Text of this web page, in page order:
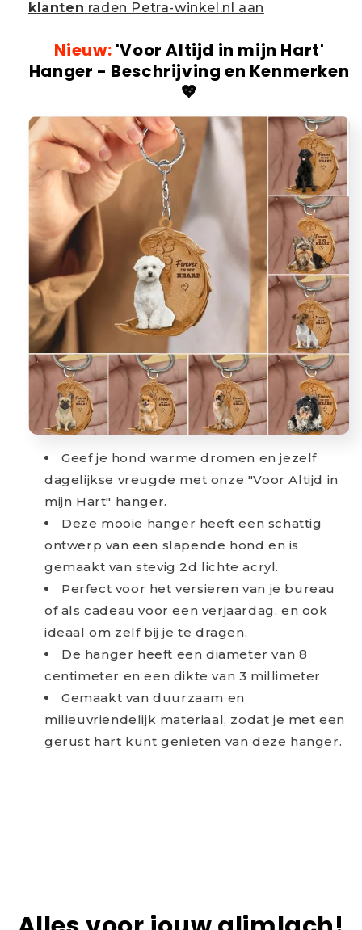
klanten raden Petra-winkel.nl aan
Nieuw: 'Voor Altijd in mijn Hart'
Hanger - Beschrijving en Kenmerken
💖
Geef je hond warme dromen en jezelf
dagelijkse vreugde met onze "Voor Altijd in
mijn Hart" hanger.
Deze mooie hanger heeft een schattig
ontwerp van een slapende hond en is
gemaakt van stevig 2d lichte acryl.
Perfect voor het versieren van je bureau
of als cadeau voor een verjaardag, en ook
ideaal om zelf bij je te dragen.
De hanger heeft een diameter van 8
centimeter en een dikte van 3 millimeter
Gemaakt van duurzaam en
milieuvriendelijk materiaal, zodat je met een
gerust hart kunt genieten van deze hanger.